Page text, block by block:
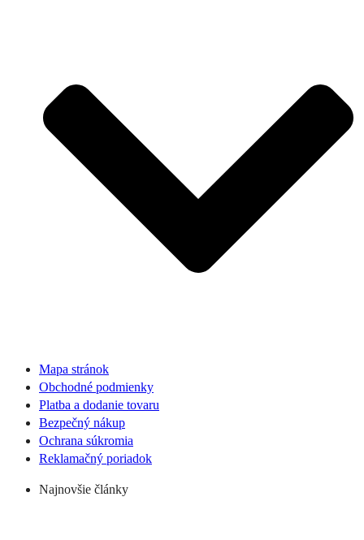
Mapa stránok
Obchodné podmienky
Platba a dodanie tovaru
Bezpečný nákup
Ochrana súkromia
Reklamačný poriadok
Najnovšie články